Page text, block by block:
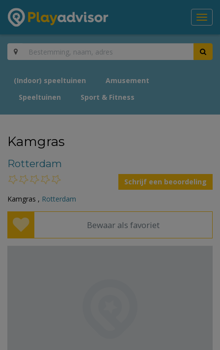
(Indoor) speeltuinen
Amusement
Speeltuinen
Sport & Fitness
Kamgras
Rotterdam
Schrijf een beoordeling
Kamgras , Rotterdam
Bewaar als favoriet